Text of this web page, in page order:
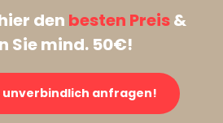
den besten Preis&
Sie mind. 50€!
unverbindlich anfragen!